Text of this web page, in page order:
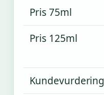
Pris 75ml
Pris 125ml
Kundevurdering